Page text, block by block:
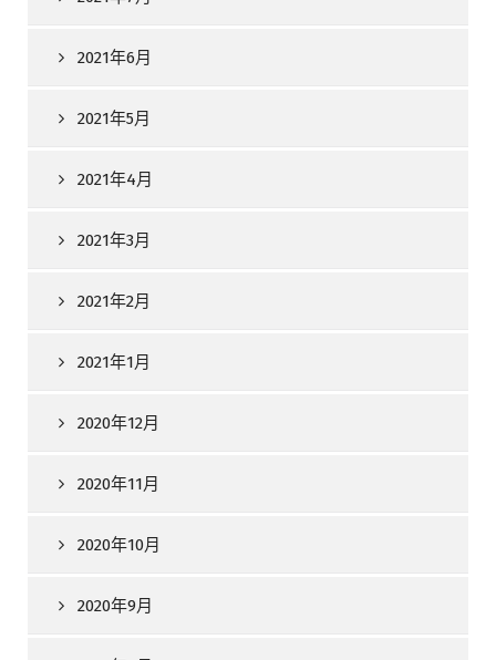
2021年6月
2021年5月
2021年4月
2021年3月
2021年2月
2021年1月
2020年12月
2020年11月
2020年10月
2020年9月